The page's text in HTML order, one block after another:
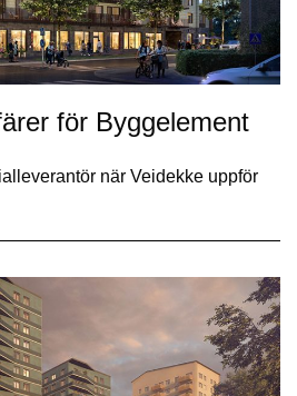
för Byggelement
när Veidekke uppför